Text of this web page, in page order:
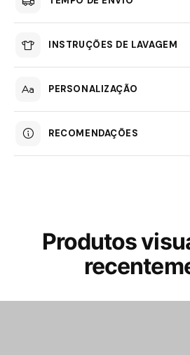
INSTRUÇÕES DE LAVAGEM
PERSONALIZAÇÃO
RECOMENDAÇÕES
Produtos